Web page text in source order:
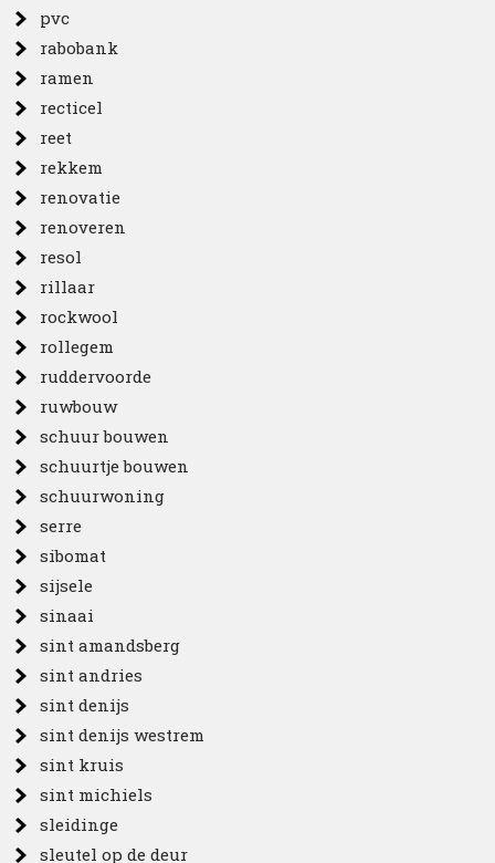
pvc
rabobank
ramen
recticel
reet
rekkem
renovatie
renoveren
resol
rillaar
rockwool
rollegem
ruddervoorde
ruwbouw
schuur bouwen
schuurtje bouwen
schuurwoning
serre
sibomat
sijsele
sinaai
sint amandsberg
sint andries
sint denijs
sint denijs westrem
sint kruis
sint michiels
sleidinge
sleutel op de deur